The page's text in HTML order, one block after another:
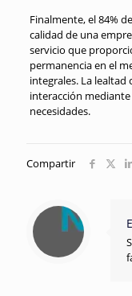
Finalmente, el 84%
calidad de una
servicio que
permanencia en el
integrales. La
interacción
necesidades.
Compartir